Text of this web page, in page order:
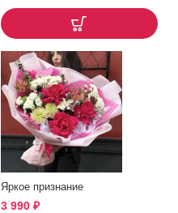
Яркое признание
3 990 ₽